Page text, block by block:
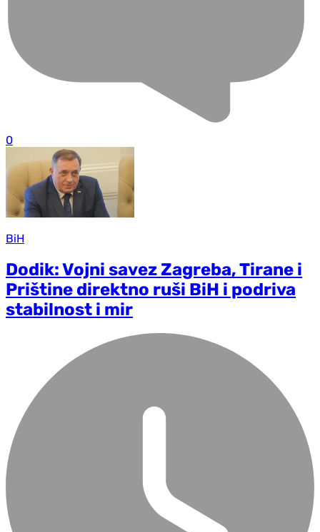
0
BiH
Dodik: Vojni savez Zagreba, Tirane i
Prištine direktno ruši BiH i podriva
stabilnost i mir